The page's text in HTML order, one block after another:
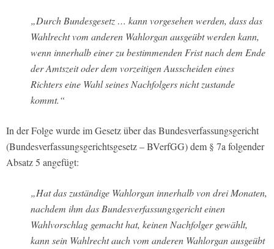
„Durch Bundesgesetz … kann vorgesehen werden, dass das
Wahlrecht vom anderen Wahlorgan ausgeübt werden kann,
wenn innerhalb einer zu bestimmenden Frist nach dem Ende
der Amtszeit oder dem vorzeitigen Ausscheiden eines
Richters eine Wahl seines Nachfolgers nicht zustande
kommt.“
In der Folge wurde im Gesetz über das Bundesverfassungsgericht
(Bundesverfassungsgerichtsgesetz – BVerfGG) dem § 7a folgender
Absatz 5 angefügt:
„Hat das zuständige Wahlorgan innerhalb von drei Monaten,
nachdem ihm das Bundesverfassungsgericht einen
Wahlvorschlag gemacht hat, keinen Nachfolger gewählt,
kann sein Wahlrecht auch vom anderen Wahlorgan ausgeübt